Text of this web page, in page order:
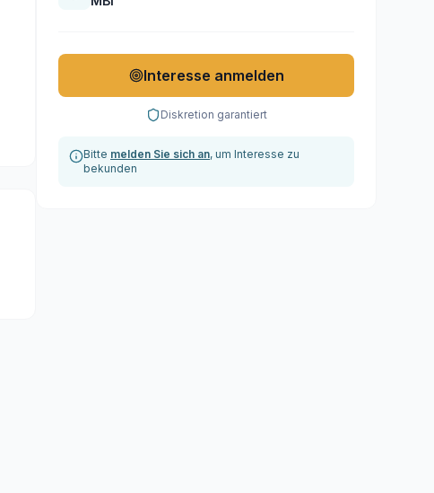
Interesse anmelden
Diskretion garantiert
Bitte melden Sie sich an, um Interesse zu
bekunden